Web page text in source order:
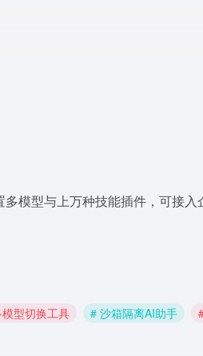
模型与上万种技能插件，可接入
型切换工具 # 沙箱隔离AI助手